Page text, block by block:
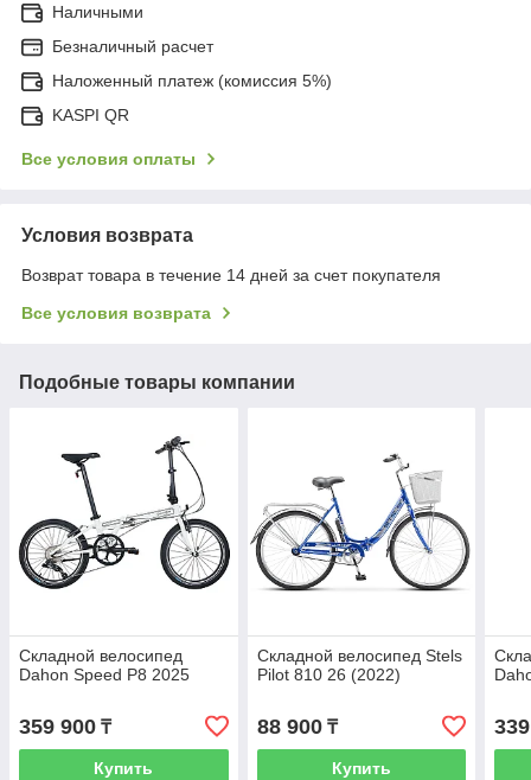
Наличными
Безналичный расчет
Наложенный платеж (комиссия 5%)
KASPI QR
Все условия оплаты
Условия возврата
Возврат товара в течение 14 дней за счет покупателя
Все условия возврата
Подобные товары компании
Складной велосипед
Dahon Speed P8 2025
359 900 ₸
Купить
Складной велосипед Stels
Pilot 810 26 (2022)
88 900₸
Купить